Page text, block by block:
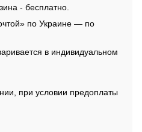
- бесплатно.
по Украине — по
в индивидуальном
при условии предоплаты